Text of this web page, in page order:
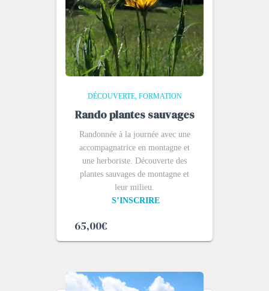
DÉCOUVERTE FORMATION
Rando plantes sauvages
Randonnée à la journée avec une
accompagnatrice en montagne et
une herboriste. Découverte des
plantes sauvages de montagne et
leur milieu.
S’INSCRIRE
65,00€